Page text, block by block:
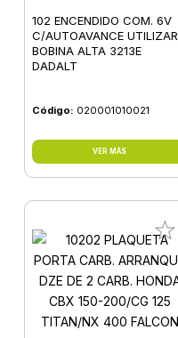
102 ENCENDIDO COM. 6V
C/AUTOAVANCE UTILIZAR
BOBINA ALTA 3213E
DADALT
Código: 020001010021
VER MÁS